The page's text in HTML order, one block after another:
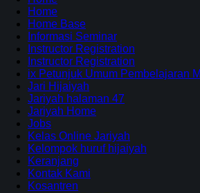
Home
Home Base
Informasi Seminar
Instructor Registration
Instructor Registration
ix Petunjuk Umum Pembelajaran
Jari Hijaiyah
Jariyah halaman 47
Jariyah Home
Jobs
Kelas Online Jariyah
Kelompok huruf hijaiyah
Keranjang
Kontak Kami
Kosantren